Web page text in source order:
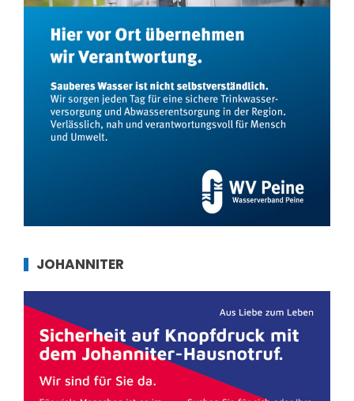
JOHANNITER